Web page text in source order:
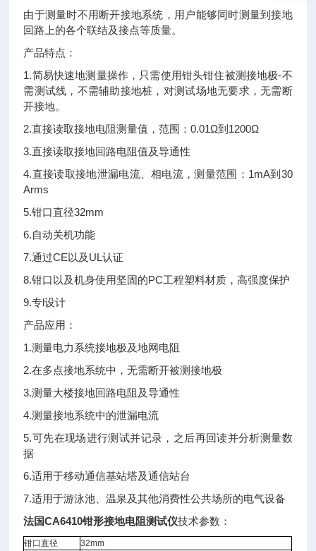
由于测量时不用断开接地系统，用户能够同时测量到接地
回路上的各个联结及接点等质量。
产品特点：
1.简易快速地测量操作，只需使用钳头钳住被测接地极-不
需测试线，不需辅助接地桩，对测试场地无要求，无需断
开接地。
2.直接读取接地电阻测量值，范围：0.01Ω到1200Ω
3.直接读取接地回路电阻值及导通性
4.直接读取接地泄漏电流、相电流，测量范围：1mA到30
Arms
5.钳口直径32mm
6.自动关机功能
7.通过CE以及UL认证
8.钳口以及机身使用坚固的PC工程塑料材质，高强度保护
9.专l设计
产品应用：
1.测量电力系统接地极及地网电阻
2.在多点接地系统中，无需断开被测接地极
3.测量大楼接地回路电阻及导通性
4.测量接地系统中的泄漏电流
5.可先在现场进行测试并记录，之后再回读并分析测量数
据
6.适用于移动通信基站塔及通信站台
7.适用于游泳池、温泉及其他消费性公共场所的电气设备
法国CA6410钳形接地电阻测试仪技术参数：
钳口直径
32mm